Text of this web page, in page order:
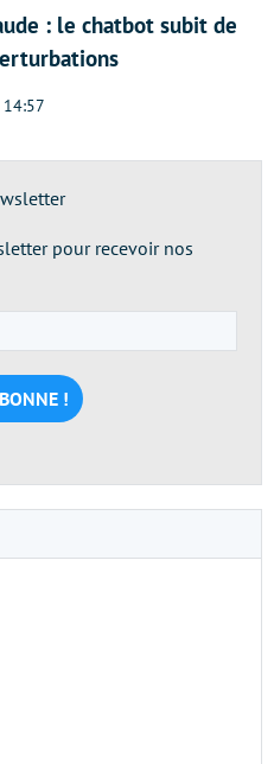
: le chatbot subit de
pour recevoir nos
e-
mail
*